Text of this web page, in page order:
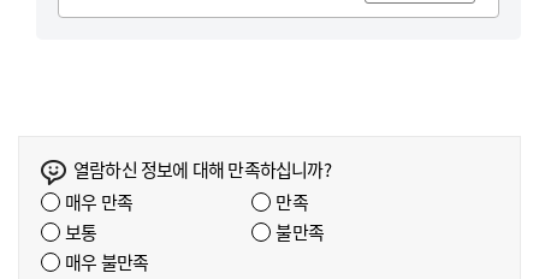
열람하신 정보에 대해 만족하십니까?
매우 만족
만족
보통
불만족
매우 불만족